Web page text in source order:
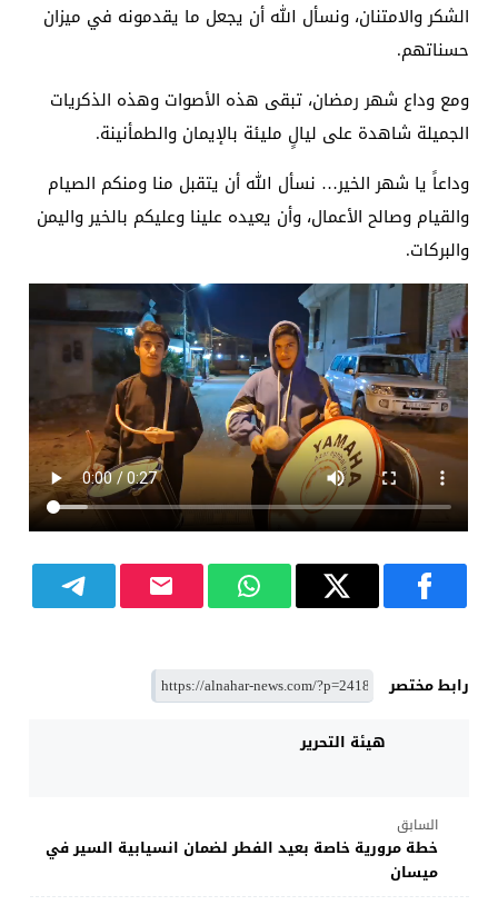
الشكر والامتنان، ونسأل الله أن يجعل ما يقدمونه في ميزان
حسناتهم.
ومع وداع شهر رمضان، تبقى هذه الأصوات وهذه الذكريات
الجميلة شاهدة على ليالٍ مليئة بالإيمان والطمأنينة.
وداعاً يا شهر الخير… نسأل الله أن يتقبل منا ومنكم الصيام
والقيام وصالح الأعمال، وأن يعيده علينا وعليكم بالخير واليمن
والبركات.
رابط مختصر
هيئة التحرير
السابق
خطة مرورية خاصة بعيد الفطر لضمان انسيابية السير في
ميسان